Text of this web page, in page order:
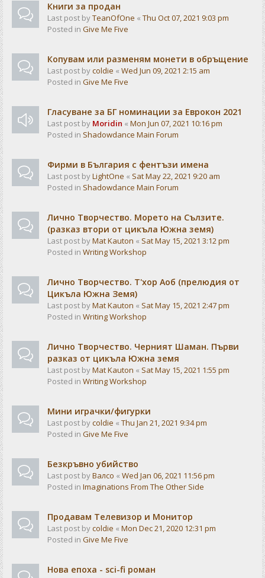
Книги за продан
Last post byTeanOfOne « Thu Oct 07, 2021 9:03 pm
Posted in Give Me Five
Копувам или разменям монети в обръщение
Last post bycoldie « Wed Jun 09, 2021 2:15 am
Posted in Give Me Five
Гласуване за БГ номинации за Еврокон 2021
Last post by Moridin « Mon Jun 07, 2021 10:16 pm
Posted in Shadowdance Main Forum
Фирми в България с фентъзи имена
Last post byLightOne « Sat May 22, 2021 9:20 am
Posted in Shadowdance Main Forum
Лично Творчество. Морето на Сълзите.
(разказ втори от цикъла Южна земя)
Last post byMat Kauton « Sat May 15, 2021 3:12 pm
Posted in Writing Workshop
Лично Творчество. Т'хор Аоб (прелюдия от
Цикъла Южна Земя)
Last post byMat Kauton « Sat May 15, 2021 2:47 pm
Posted in Writing Workshop
Лично Творчество. Черният Шаман. Първи
разказ от цикъла Южна земя
Last post byMat Kauton « Sat May 15, 2021 1:55 pm
Posted in Writing Workshop
Мини играчки/фигурки
Last post bycoldie « Thu Jan 21, 2021 9:34 pm
Posted in Give Me Five
Безкръвно убийство
Last post byВалсо « Wed Jan 06, 2021 11:56 pm
Posted in Imaginations From The Other Side
Продавам Телевизор и Монитор
Last post bycoldie « Mon Dec 21, 2020 12:31 pm
Posted in Give Me Five
Нова епоха - sci-fi роман